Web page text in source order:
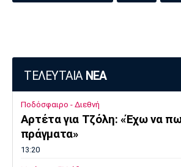
ΤΕΛΕΥΤΑΙΑ ΝΕΑ
Ποδόσφαιρο - Διεθνή
Αρτέτα για Τζόλη: «Έχω να
πράγματα»
13:20